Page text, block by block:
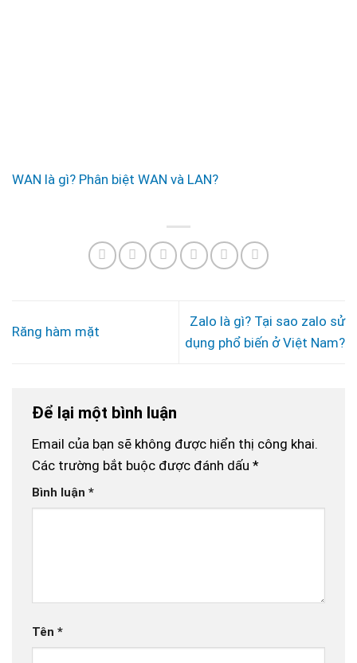
WAN là gì? Phân biệt WAN và LAN?
Răng hàm mặt
Zalo là gì? Tại sao zalo sử
dụng phổ biến ở Việt Nam?
Để lại một bình luận
Email của bạn sẽ không được hiển thị công khai.
Các trường bắt buộc được đánh dấu *
Bình luận *
Tên *